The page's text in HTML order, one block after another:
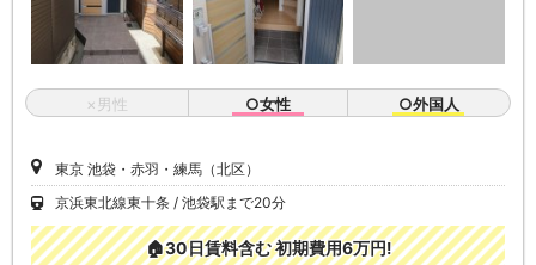
×男性 ○女性 ○外国人
東京 池袋・赤羽・練馬（北区）
京浜東北線東十条
池袋駅まで20分
🏠30日賃料含む 初期費用6万円!